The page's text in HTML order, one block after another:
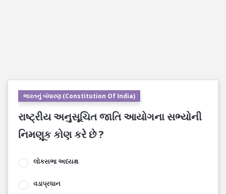
ભારતનું બંધારણ (Constitution Of India)
રાષ્ટ્રીય અનુસૂચિત જાતિ આયોગના સભ્યોની
નિમણૂક કોણ કરે છે ?
લોકસભા અધ્યક્ષ
વડાપ્રધાન